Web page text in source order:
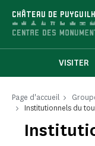
CHÂTEAU DE
VISITER
Page d'accueil
Institutionnels du